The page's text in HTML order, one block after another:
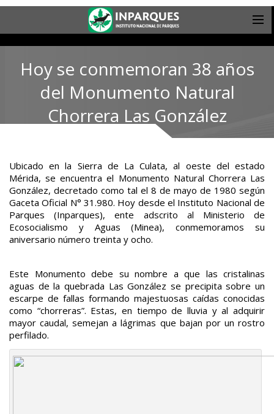
Hoy se conmemoran 38 años
del Monumento Natural
Chorrera Las González
Ubicado en la Sierra de La Culata, al oeste del estado
Mérida, se encuentra el Monumento Natural Chorrera Las
González, decretado como tal el 8 de mayo de 1980 según
Gaceta Oficial N° 31.980. Hoy desde el Instituto Nacional de
Parques (Inparques), ente adscrito al Ministerio de
Ecosocialismo y Aguas (Minea), conmemoramos su
aniversario número treinta y ocho.
Este Monumento debe su nombre a que las cristalinas
aguas de la quebrada Las González se precipita sobre un
escarpe de fallas formando majestuosas caídas conocidas
como “chorreras”. Estas, en tiempo de lluvia y al adquirir
mayor caudal, semejan a lágrimas que bajan por un rostro
perfilado.